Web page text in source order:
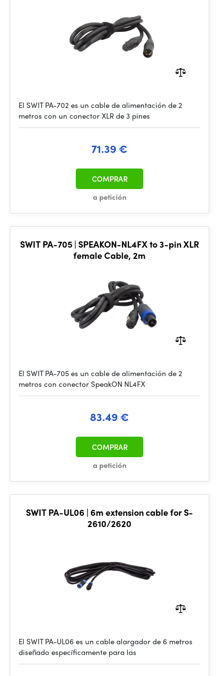
El SWIT PA-702 es un cable de alimentación de 2
metros con un conector XLR de 3 pines
71.39 €
a petición
COMPRAR
SWIT PA-705 | SPEAKON-NL4FX to 3-pin XLR
female Cable, 2m
El SWIT PA-705 es un cable de alimentación de 2
metros con conector SpeakON NL4FX
83.49 €
a petición
COMPRAR
SWIT PA-UL06 | 6m extension cable for S-
2610/2620
El SWIT PA-UL06 es un cable alargador de 6 metros
diseñado específicamente para las